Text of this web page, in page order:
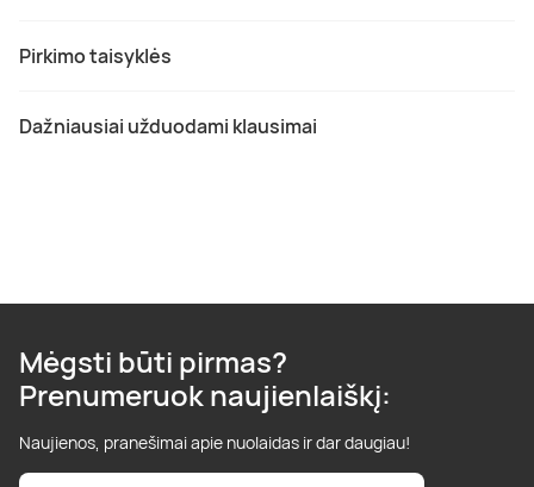
Pirkimo taisyklės
Dažniausiai užduodami klausimai
Mėgsti būti pirmas?
Prenumeruok naujienlaiškį:
Naujienos, pranešimai apie nuolaidas ir dar daugiau!